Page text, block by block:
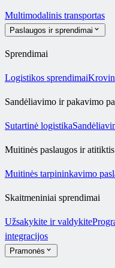
Multimodalinis transportas
Paslaugos ir sprendimai
Sprendimai
Logistikos sprendimai
Sandėliavimo ir pakavimo
Sutartinė logistika
Muitinės paslaugos ir atitiktis
Muitinės tarpininkavimo
Skaitmeniniai sprendimai
Užsakykite ir valdykite
integracijos
Pramonės